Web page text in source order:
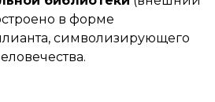
в форме
символизирующего